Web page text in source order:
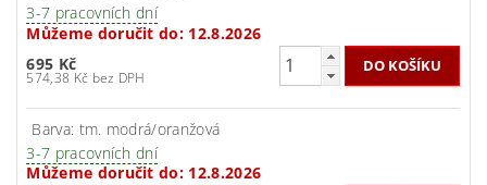
3-7 pracovních dní
Můžeme doručit do: 12.8.2026
695 Kč
574,38 Kč bez DPH
Barva: tm. modrá/oranžová
3-7 pracovních dní
Můžeme doručit do: 12.8.2026